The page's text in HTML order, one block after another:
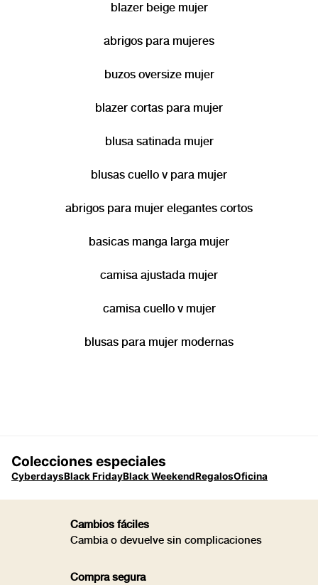
blazer beige mujer
abrigos para mujeres
buzos oversize mujer
blazer cortas para mujer
blusa satinada mujer
blusas cuello v para mujer
abrigos para mujer elegantes cortos
basicas manga larga mujer
camisa ajustada mujer
camisa cuello v mujer
blusas para mujer modernas
Colecciones especiales
CyberdaysBlack FridayBlack WeekendRegalosOficina
Cambios fáciles
Cambia o devuelve sin complicaciones
Compra segura